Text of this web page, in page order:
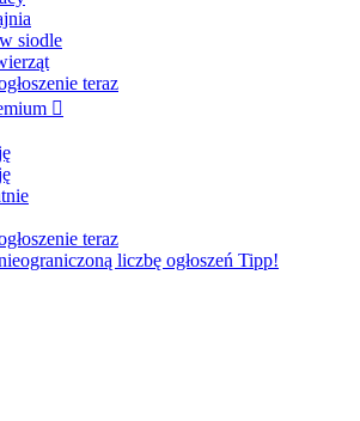
siodle
teraz

teraz
liczbę ogłoszeń Tipp!